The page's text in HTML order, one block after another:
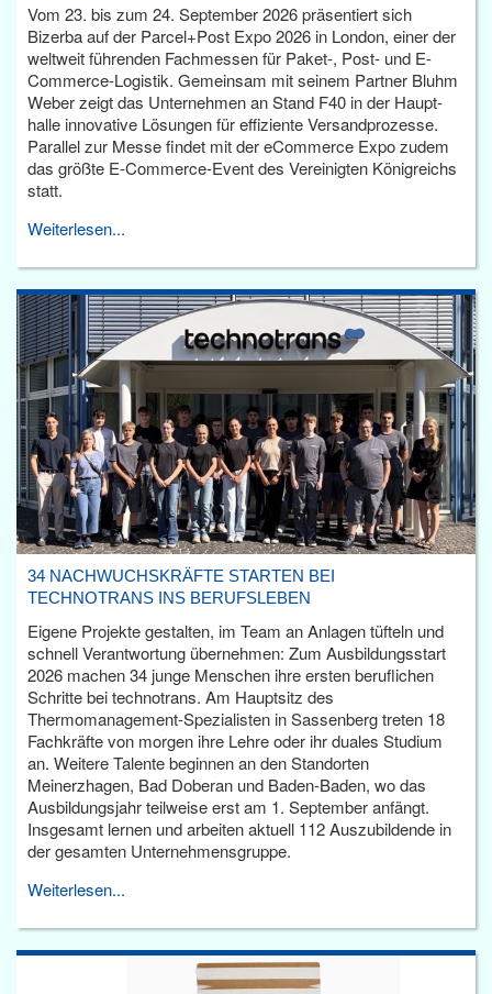
Vom 23. bis zum 24. September 2026 präsentiert sich
Bizerba auf der Parcel+Post Expo 2026 in London, einer der
weltweit führenden Fachmessen für Paket-, Post- und E-
Commerce-Logistik. Gemeinsam mit seinem Partner Bluhm
Weber zeigt das Unternehmen an Stand F40 in der Haupt­
halle innovative Lösungen für effiziente Versandprozesse.
Parallel zur Messe findet mit der eCommerce Expo zudem
das größte E-Commerce-Event des Vereinigten Königreichs
statt.
Weiterlesen...
34 NACHWUCHSKRÄFTE STARTEN BEI
TECHNOTRANS INS BERUFSLEBEN
Eigene Projekte gestalten, im Team an Anlagen tüfteln und
schnell Verantwortung übernehmen: Zum Ausbildungsstart
2026 machen 34 junge Menschen ihre ersten beruflichen
Schritte bei technotrans. Am Hauptsitz des
Thermomanagement-Spezialisten in Sassenberg treten 18
Fachkräfte von morgen ihre Lehre oder ihr duales Studium
an. Weitere Talente beginnen an den Standorten
Meinerzhagen, Bad Doberan und Baden-Baden, wo das
Ausbildungsjahr teilweise erst am 1. September anfängt.
Insgesamt lernen und arbeiten aktuell 112 Auszubildende in
der gesamten Unternehmensgruppe.
Weiterlesen...